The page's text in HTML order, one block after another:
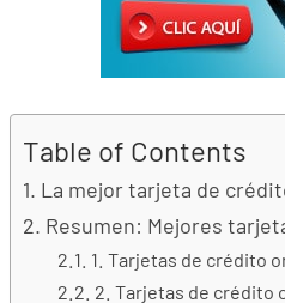
Table of Contents
La mejor tarjeta de
Resumen: Mejores
1. Tarjetas de crédito
2. Tarjetas de crédito